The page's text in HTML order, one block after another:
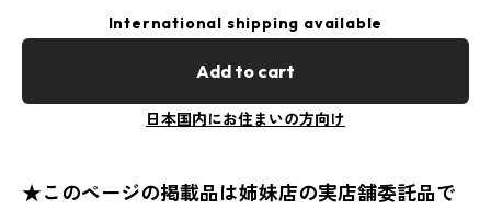
International shipping available
Add to cart
日本国内にお住まいの方向け
★このページの掲載品は姉妹店の実店舗委託品で